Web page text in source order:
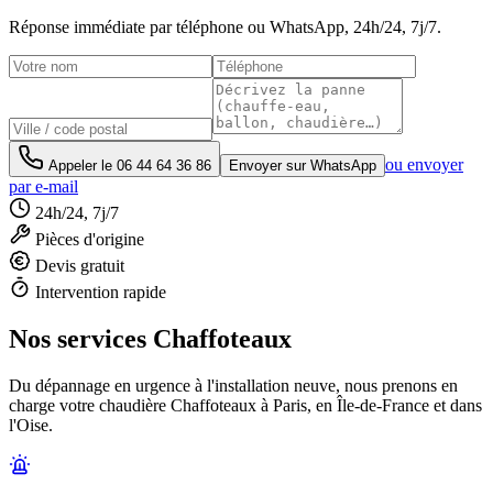
Réponse immédiate par téléphone ou WhatsApp, 24h/24, 7j/7.
Appeler le 06 44 64 36 86 Envoyer sur WhatsApp ou envoyer
par e-mail
24h/24, 7j/7
Pièces d'origine
Devis gratuit
Intervention rapide
Nos services Chaffoteaux
Du dépannage en urgence à l'installation neuve, nous prenons en
charge votre chaudière Chaffoteaux à Paris, en Île-de-France et dans
l'Oise.